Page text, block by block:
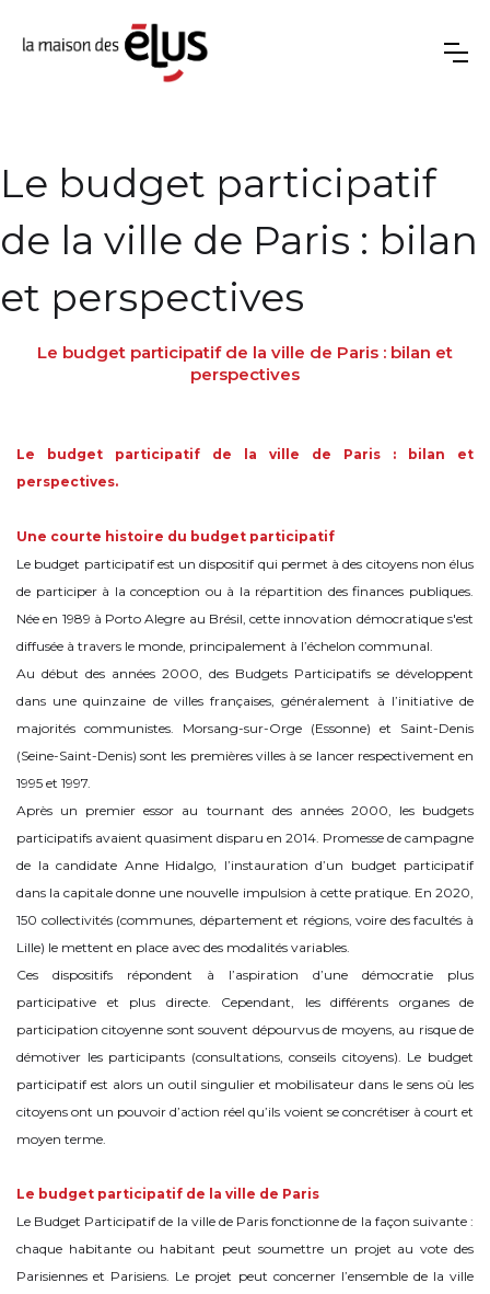
Le budget participatif
de la ville de Paris : bilan
et perspectives
Le budget participatif de la ville de Paris : bilan et
perspectives
Le budget participatif de la ville de Paris : bilan et
perspectives.
Une courte histoire du budget participatif
Le budget participatif est un dispositif qui permet à des citoyens non élus
de participer à la conception ou à la répartition des finances publiques.
Née en 1989 à Porto Alegre au Brésil, cette innovation démocratique s'est
diffusée à travers le monde, principalement à l’échelon communal.
Au début des années 2000, des Budgets Participatifs se développent
dans une quinzaine de villes françaises, généralement à l’initiative de
majorités communistes. Morsang-sur-Orge (Essonne) et Saint-Denis
(Seine-Saint-Denis) sont les premières villes à se lancer respectivement en
1995 et 1997.
Après un premier essor au tournant des années 2000, les budgets
participatifs avaient quasiment disparu en 2014. Promesse de campagne
de la candidate Anne Hidalgo, l’instauration d’un budget participatif
dans la capitale donne une nouvelle impulsion à cette pratique. En 2020,
150 collectivités (communes, département et régions, voire des facultés à
Lille) le mettent en place avec des modalités variables.
Ces dispositifs répondent à l’aspiration d’une démocratie plus
participative et plus directe. Cependant, les différents organes de
participation citoyenne sont souvent dépourvus de moyens, au risque de
démotiver les participants (consultations, conseils citoyens). Le budget
participatif est alors un outil singulier et mobilisateur dans le sens où les
citoyens ont un pouvoir d’action réel qu’ils voient se concrétiser à court et
moyen terme.
Le budget participatif de la ville de Paris
Le Budget Participatif de la ville de Paris fonctionne de la façon suivante :
chaque habitante ou habitant peut soumettre un projet au vote des
Parisiennes et Parisiens. Le projet peut concerner l’ensemble de la ville